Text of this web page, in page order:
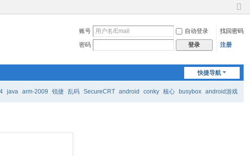
切
到
账号 自动登录
找回密码
密码
登录 注册
快捷导航
java arm-2009 锐捷 乱码 SecureCRT android conky 核心 busybox android游戏